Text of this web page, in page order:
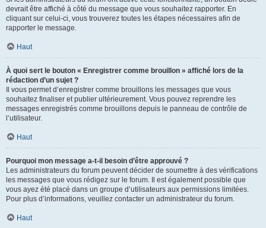
devrait être affiché à côté du message que vous souhaitez rapporter. En
cliquant sur celui-ci, vous trouverez toutes les étapes nécessaires afin de
rapporter le message.
Haut
À quoi sert le bouton « Enregistrer comme brouillon » affiché lors de la
rédaction d’un sujet ?
Il vous permet d’enregistrer comme brouillons les messages que vous
souhaitez finaliser et publier ultérieurement. Vous pouvez reprendre les
messages enregistrés comme brouillons depuis le panneau de contrôle de
l’utilisateur.
Haut
Pourquoi mon message a-t-il besoin d’être approuvé ?
Les administrateurs du forum peuvent décider de soumettre à des vérifications
les messages que vous rédigez sur le forum. Il est également possible que
vous ayez été placé dans un groupe d’utilisateurs aux permissions limitées.
Pour plus d’informations, veuillez contacter un administrateur du forum.
Haut